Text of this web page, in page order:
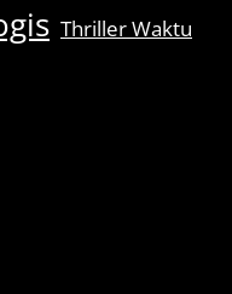
Thriller Waktu